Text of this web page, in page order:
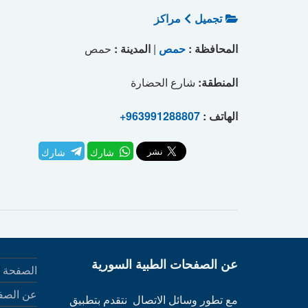
تجميل
مراكز
المحافظة : حمص | المدينة : حمص
المنطقة: شارع الحضارة
الهاتف : +963991288807
شارك شارك
عن الصفحات الطبية السورية
مع تطور وسائل الاتصال نتقدم بتطبيق
الصفحة
عن